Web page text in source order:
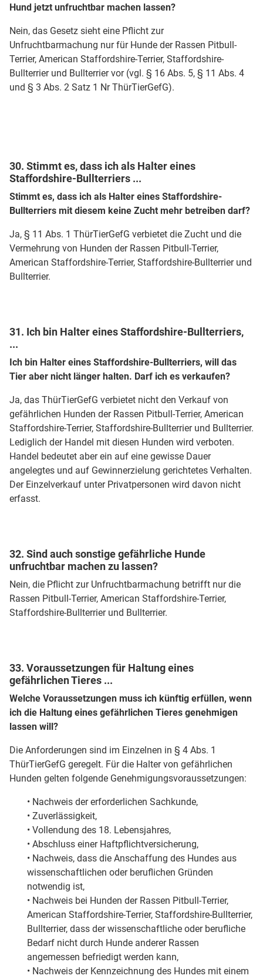
Hund jetzt unfruchtbar machen lassen?
Nein, das Gesetz sieht eine Pflicht zur
Unfruchtbarmachung nur für Hunde der Rassen Pitbull-
Terrier, American Staffordshire-Terrier, Staffordshire-
Bullterrier und Bullterrier vor (vgl. § 16 Abs. 5, § 11 Abs. 4
und § 3 Abs. 2 Satz 1 Nr ThürTierGefG).
30. Stimmt es, dass ich als Halter eines
Staffordshire-Bullterriers ...
Stimmt es, dass ich als Halter eines Staffordshire-
Bullterriers mit diesem keine Zucht mehr betreiben darf?
Ja, § 11 Abs. 1 ThürTierGefG verbietet die Zucht und die
Vermehrung von Hunden der Rassen Pitbull-Terrier,
American Staffordshire-Terrier, Staffordshire-Bullterrier und
Bullterrier.
31. Ich bin Halter eines Staffordshire-Bullterriers,
...
Ich bin Halter eines Staffordshire-Bullterriers, will das
Tier aber nicht länger halten. Darf ich es verkaufen?
Ja, das ThürTierGefG verbietet nicht den Verkauf von
gefährlichen Hunden der Rassen Pitbull-Terrier, American
Staffordshire-Terrier, Staffordshire-Bullterrier und Bullterrier.
Lediglich der Handel mit diesen Hunden wird verboten.
Handel bedeutet aber ein auf eine gewisse Dauer
angelegtes und auf Gewinnerzielung gerichtetes Verhalten.
Der Einzelverkauf unter Privatpersonen wird davon nicht
erfasst.
32. Sind auch sonstige gefährliche Hunde
unfruchtbar machen zu lassen?
Nein, die Pflicht zur Unfruchtbarmachung betrifft nur die
Rassen Pitbull-Terrier, American Staffordshire-Terrier,
Staffordshire-Bullterrier und Bullterrier.
33. Voraussetzungen für Haltung eines
gefährlichen Tieres ...
Welche Voraussetzungen muss ich künftig erfüllen, wenn
ich die Haltung eines gefährlichen Tieres genehmigen
lassen will?
Die Anforderungen sind im Einzelnen in § 4 Abs. 1
ThürTierGefG geregelt. Für die Halter von gefährlichen
Hunden gelten folgende Genehmigungsvoraussetzungen:
• Nachweis der erforderlichen Sachkunde,
• Zuverlässigkeit,
• Vollendung des 18. Lebensjahres,
• Abschluss einer Haftpflichtversicherung,
• Nachweis, dass die Anschaffung des Hundes aus
wissenschaftlichen oder beruflichen Gründen
notwendig ist,
• Nachweis bei Hunden der Rassen Pitbull-Terrier,
American Staffordshire-Terrier, Staffordshire-Bullterrier,
Bullterrier, dass der wissenschaftliche oder berufliche
Bedarf nicht durch Hunde anderer Rassen
angemessen befriedigt werden kann,
• Nachweis der Kennzeichnung des Hundes mit einem